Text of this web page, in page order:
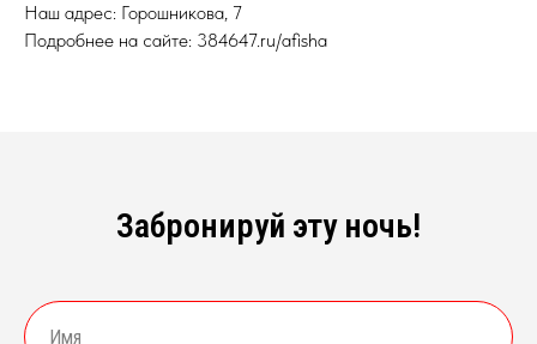
Наш адрес: Горошникова, 7
Подробнее на сайте: 384647.ru/afisha
Забронируй эту ночь!